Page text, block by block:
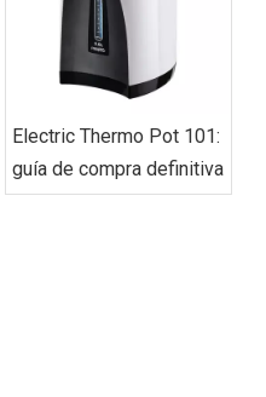
Electric Thermo Pot 101:
guía de compra definitiva